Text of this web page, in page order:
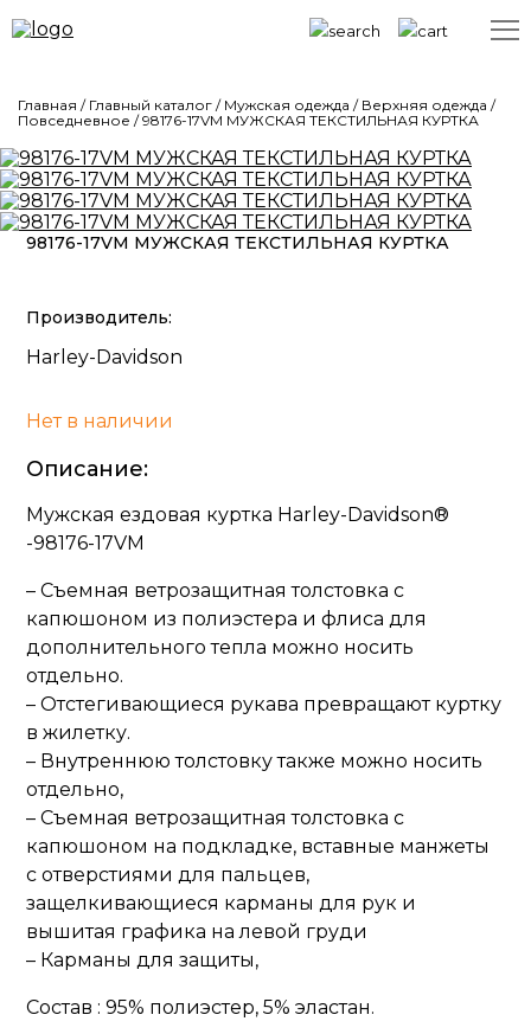
Главная / Главный каталог / Мужская одежда / Верхняя одежда /
Повседневное /98176-17VM МУЖСКАЯ ТЕКСТИЛЬНАЯ КУРТКА
98176-17VM МУЖСКАЯ ТЕКСТИЛЬНАЯ КУРТКА
Производитель:
Harley-Davidson
Нет в наличии
Описание:
Мужская ездовая куртка Harley-Davidson®
-98176-17VM
– Съемная ветрозащитная толстовка с
капюшоном из полиэстера и флиса для
дополнительного тепла можно носить
отдельно.
– Отстегивающиеся рукава превращают куртку
в жилетку.
– Внутреннюю толстовку также можно носить
отдельно,
– Съемная ветрозащитная толстовка с
капюшоном на подкладке, вставные манжеты
с отверстиями для пальцев,
защелкивающиеся карманы для рук и
вышитая графика на левой груди
– Карманы для защиты,
Состав : 95% полиэстер, 5% эластан.